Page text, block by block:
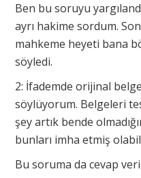
Ben bu soruyu
ayrı hakime sordum.
mahkeme heyeti bana
söyledi.
2: İfademde orijinal
söylüyorum. Belgeleri
şey artık bende
bunları imha etmiş
Bu soruma da cevap